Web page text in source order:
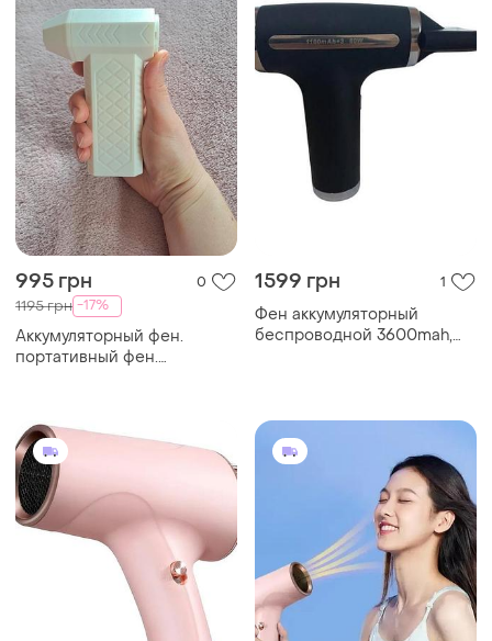
995 грн 0
1195 грн -17%
Аккумуляторный фен.
портативный фен.
1599 грн 1
Фен аккумуляторный
беспроводной 3600mah,